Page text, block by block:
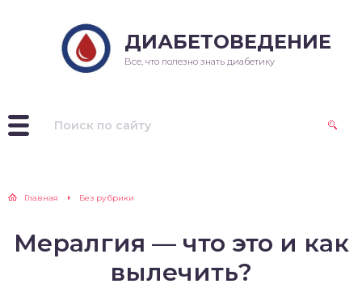
ДИАБЕТОВЕДЕНИЕ
Все, что полезно знать диабетику
Главная Без рубрики
Мералгия — что это и как
вылечить?